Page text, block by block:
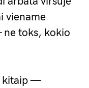
viename
ne toks, kokio
kitaip —